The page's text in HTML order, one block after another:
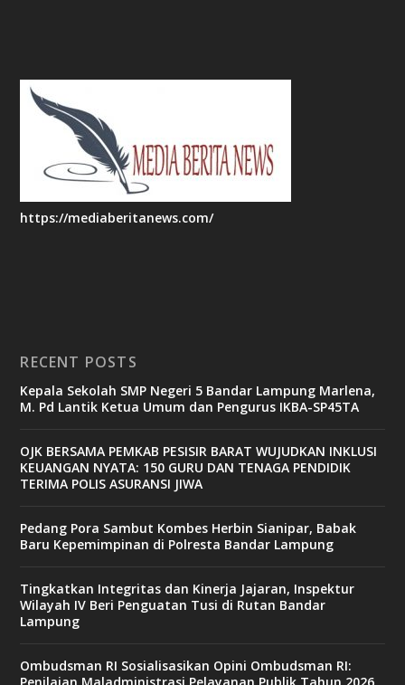
https://mediaberitanews.com/
RECENT POSTS
Kepala Sekolah SMP Negeri 5 Bandar Lampung Marlena,
M. Pd Lantik Ketua Umum dan Pengurus IKBA-SP45TA
OJK BERSAMA PEMKAB PESISIR BARAT WUJUDKAN INKLUSI
KEUANGAN NYATA: 150 GURU DAN TENAGA PENDIDIK
TERIMA POLIS ASURANSI JIWA
Pedang Pora Sambut Kombes Herbin Sianipar, Babak
Baru Kepemimpinan di Polresta Bandar Lampung
Tingkatkan Integritas dan Kinerja Jajaran, Inspektur
Wilayah IV Beri Penguatan Tusi di Rutan Bandar
Lampung
Ombudsman RI Sosialisasikan Opini Ombudsman RI: